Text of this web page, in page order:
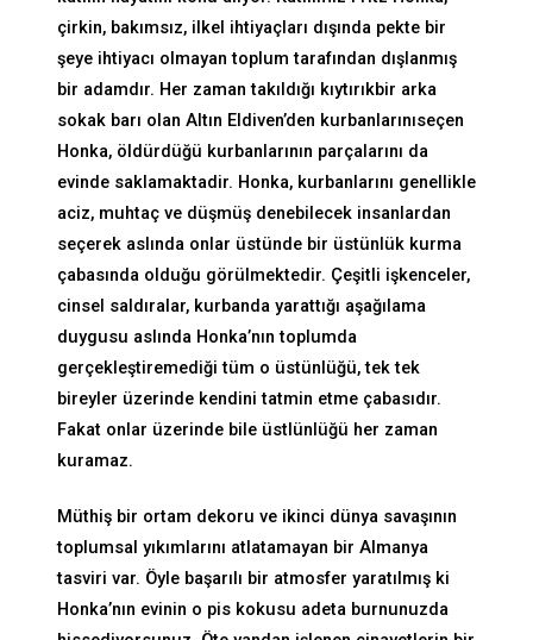
çirkin, bakımsız, ilkel ihtiyaçları dışında pekte bir
şeye ihtiyacı olmayan toplum tarafından dışlanmış
bir adamdır. Her zaman takıldığı kıytırıkbir arka
sokak barı olan Altın Eldiven’den kurbanlarınıseçen
Honka, öldürdüğü kurbanlarının parçalarını da
evinde saklamaktadir. Honka, kurbanlarını genellikle
aciz, muhtaç ve düşmüş denebilecek insanlardan
seçerek aslında onlar üstünde bir üstünlük kurma
çabasında olduğu görülmektedir. Çeşitli işkenceler,
cinsel saldıralar, kurbanda yarattığı aşağılama
duygusu aslında Honka’nın toplumda
gerçekleştiremediği tüm o üstünlüğü, tek tek
bireyler üzerinde kendini tatmin etme çabasıdır.
Fakat onlar üzerinde bile üstlünlüğü her zaman
kuramaz.
Müthiş bir ortam dekoru ve ikinci dünya savaşının
toplumsal yıkımlarını atlatamayan bir Almanya
tasviri var. Öyle başarılı bir atmosfer yaratılmış ki
Honka’nın evinin o pis kokusu adeta burnunuzda